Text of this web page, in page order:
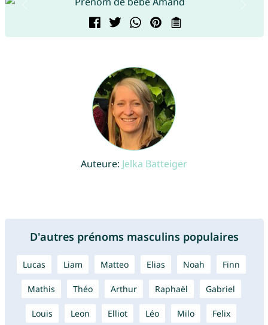
Auteure: Jelka Batteiger
D'autres prénoms masculins populaires
Lucas Liam Matteo Elias Noah Finn
Mathis Théo Arthur Raphaël Gabriel
Louis Leon Elliot Léo Milo Felix